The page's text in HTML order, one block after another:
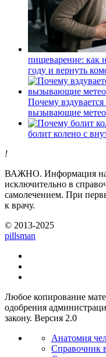
пищеварение: как
году и вернуть
Почему
вызывающие
болит колено с
!
ВАЖНО. Информация на
исключительно в
самолечением. При
к врачу.
© 2013-2025
pillsman
Любое копирование
одобрения
закону. Версия 2.0
Анатомия
Справочник